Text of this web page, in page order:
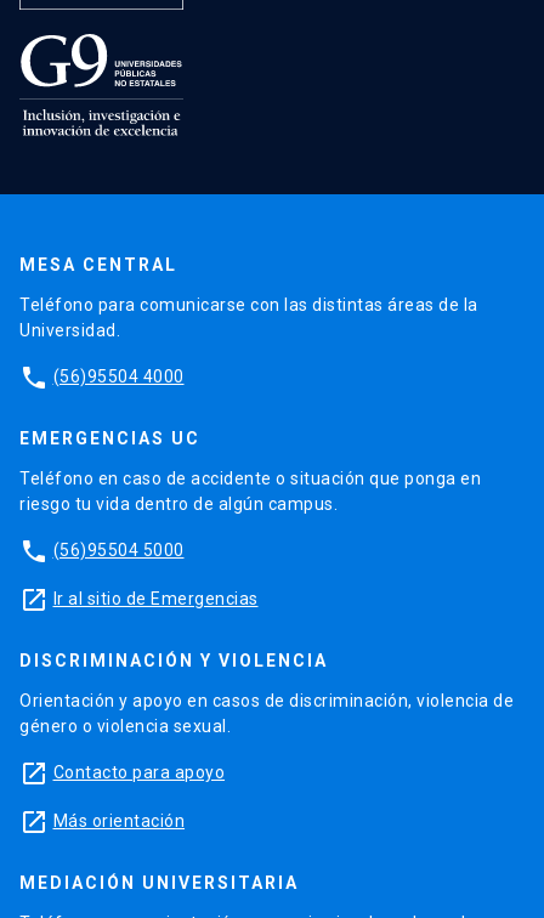
MESA CENTRAL
Teléfono para comunicarse con las distintas áreas de la
Universidad.
phone (56)95504 4000
EMERGENCIAS UC
Teléfono en caso de accidente o situación que ponga en
riesgo tu vida dentro de algún campus.
phone (56)95504 5000
launch Ir al sitio de Emergencias
DISCRIMINACIÓN Y VIOLENCIA
Orientación y apoyo en casos de discriminación, violencia de
género o violencia sexual.
launch Contacto para apoyo
launch Más orientación
MEDIACIÓN UNIVERSITARIA